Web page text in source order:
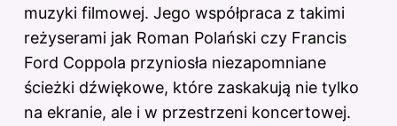
muzyki filmowej. Jego współpraca z takimi
reżyserami jak Roman Polański czy Francis
Ford Coppola przyniosła niezapomniane
ścieżki dźwiękowe, które zaskakują nie tylko
na ekranie, ale i w przestrzeni koncertowej.